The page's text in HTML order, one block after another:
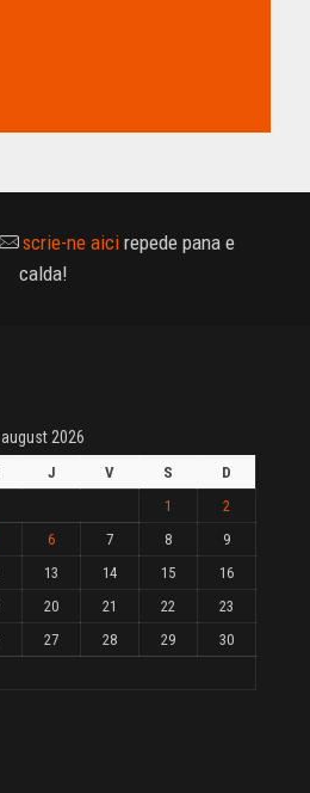
scrie-ne aici repede pana e
calda!
august 2026
J V S
D
1
2
6 7 8
9
13 14 15
16
20 21 22
23
27 28 29
30